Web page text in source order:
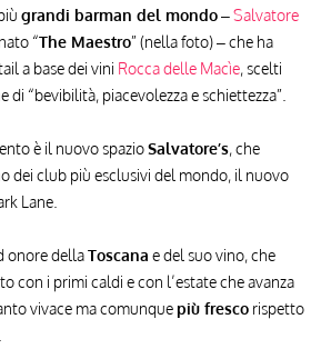
grandi barman del mondo–Salvatore
“The Maestro” (nella foto) – che ha
a base dei vini Rocca delle Macìe, scelti
di “bevibilità, piacevolezza e schiettezza”.
è il nuovo spazioSalvatore’s, che
dei club più esclusivi del mondo, il nuovo
Lane.
onore dellaToscana e del suo vino, che
con i primi caldi e con l’estate che avanza
vivace ma comunquepiù fresco rispetto